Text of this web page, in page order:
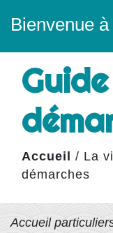
Bienvenue
Accueil / La
démarches
Accueil